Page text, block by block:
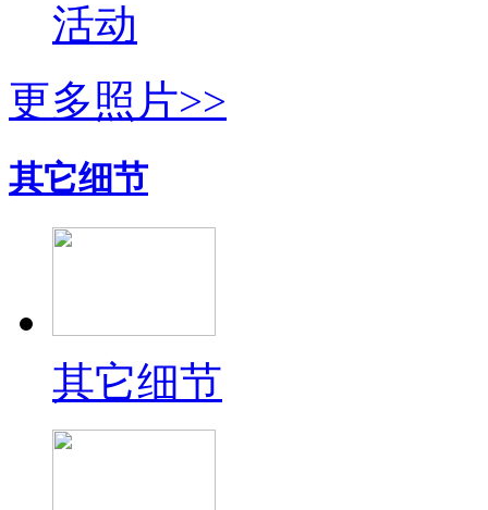
活动
更多照片>>
其它细节
其它细节